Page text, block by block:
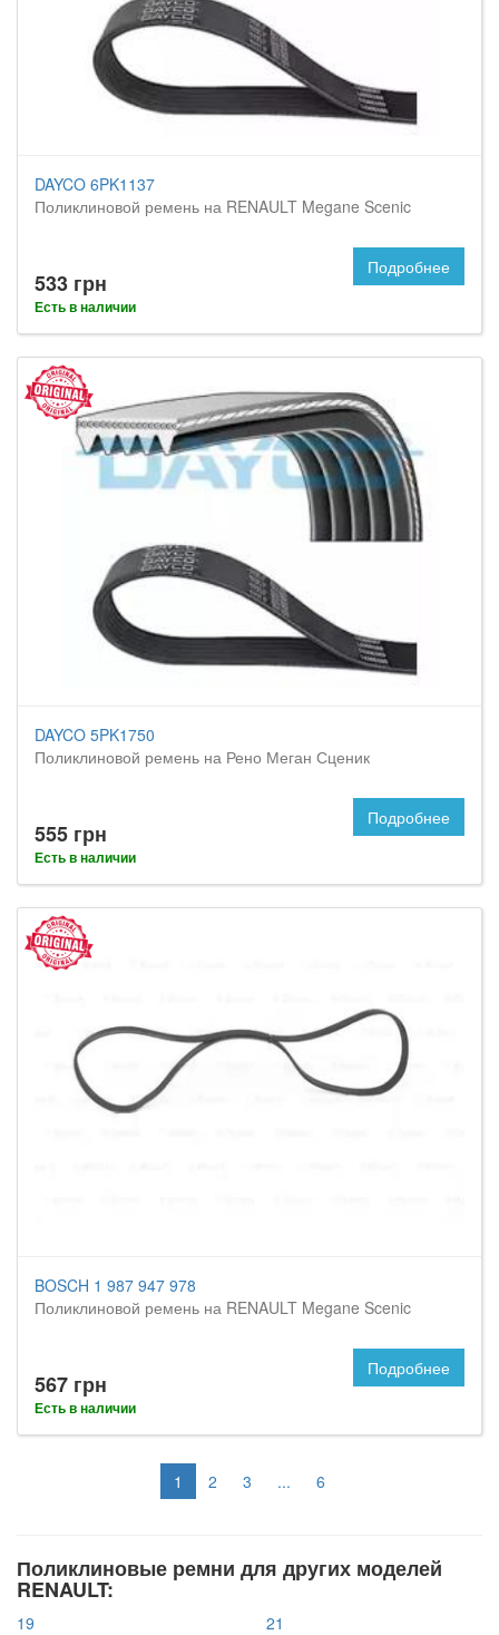
DAYCO 6PK1137
Поликлиновой ремень на RENAULT Megane Scenic
533 грн
Есть в наличии
Подробнее
DAYCO 5PK1750
Поликлиновой ремень на Рено Меган Сценик
555 грн
Есть в наличии
Подробнее
BOSCH 1 987 947 978
Поликлиновой ремень на RENAULT Megane Scenic
567 грн
Есть в наличии
Подробнее
1 2 3 ... 6
Поликлиновые ремни для других моделей
RENAULT:
19
21